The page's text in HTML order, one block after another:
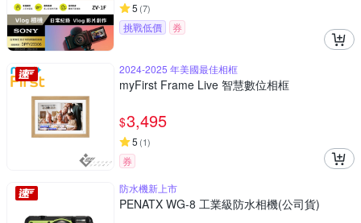
5 (7)
挑戰低價 券
2024-2025 年美國最佳相框
myFirst Frame Live 智慧數位相框
$3,495
5 (1)
券
防水機新上市
PENATX WG-8 工業級防水相機(公司貨)